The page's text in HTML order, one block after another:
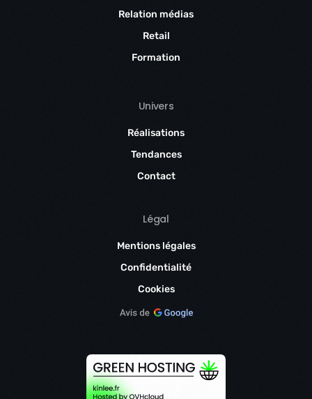
Relation médias
Retail
Formation
Univers
Réalisations
Tendances
Contact
Légal
Mentions légales
Confidentialité
Cookies